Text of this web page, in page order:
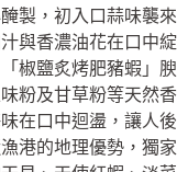
製，初入口蒜味襲
與香濃油花在口中
椒鹽炙烤肥豬蝦」
粉及甘草粉等天然
在口中迴盪，讓人
港的地理優勢，獨